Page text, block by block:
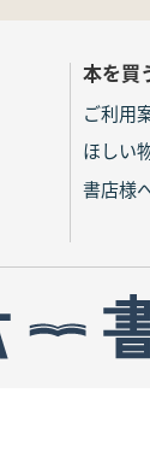
本を買
ご利用
ほしい
書店様